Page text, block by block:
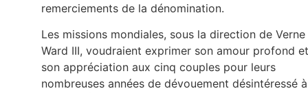
remerciements de la dénomination.
Les missions mondiales, sous la direction de Verne
Ward III, voudraient exprimer son amour profond et
son appréciation aux cinq couples pour leurs
nombreuses années de dévouement désintéressé à